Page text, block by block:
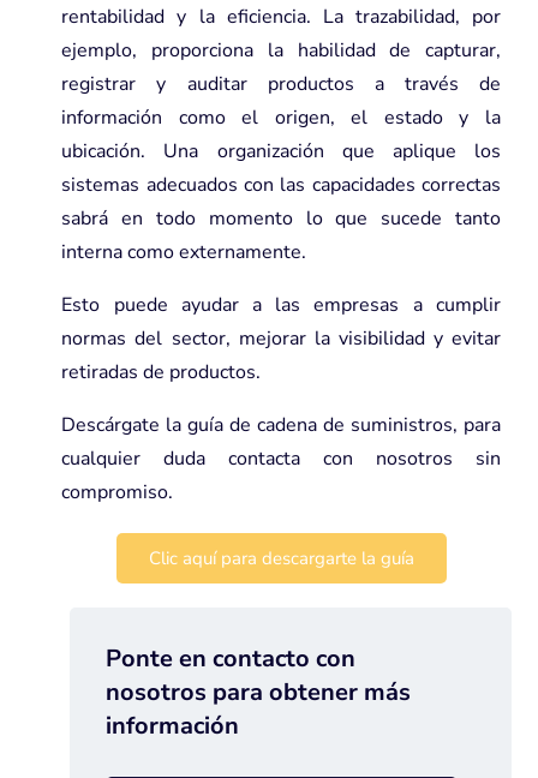
rentabilidad y la eficiencia. La trazabilidad, por
ejemplo, proporciona la habilidad de capturar,
registrar y auditar productos a través de
información como el origen, el estado y la
ubicación. Una organización que aplique los
sistemas adecuados con las capacidades correctas
sabrá en todo momento lo que sucede tanto
interna como externamente.
Esto puede ayudar a las empresas a cumplir
normas del sector, mejorar la visibilidad y evitar
retiradas de productos.
Descárgate la guía de cadena de suministros, para
cualquier duda contacta con nosotros sin
compromiso.
Clic aquí para descargarte la guía
Ponte en contacto con
nosotros para obtener más
información